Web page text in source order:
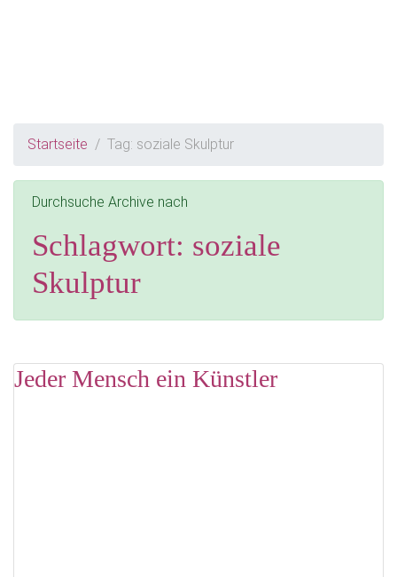
Startseite Tag: soziale Skulptur
Durchsuche Archive nach
Schlagwort: soziale
Skulptur
Jeder Mensch ein Künstler